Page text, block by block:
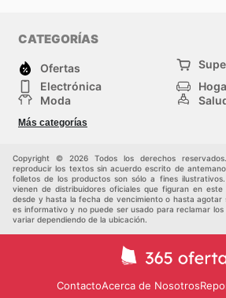
CATEGORÍAS
Ofertas
Electrónica
Moda
Deportes
Más categorías
Copyright © 2026 Todos los derechos
reproducir los textos sin acuerdo escrito de
folletos de los productos son sólo a fines
vienen de distribuidores oficiales que figuran en
desde y hasta la fecha de vencimiento o hasta agotar
es informativo y no puede ser usado para reclamar
variar dependiendo de la ubicación.
ContactoAcerca de Nosotros